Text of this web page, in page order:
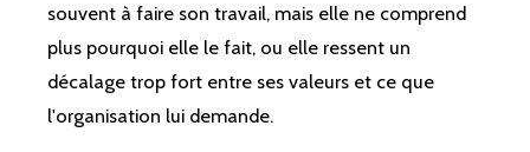
souvent à faire son travail, mais elle ne comprend
plus pourquoi elle le fait, ou elle ressent un
décalage trop fort entre ses valeurs et ce que
l'organisation lui demande.